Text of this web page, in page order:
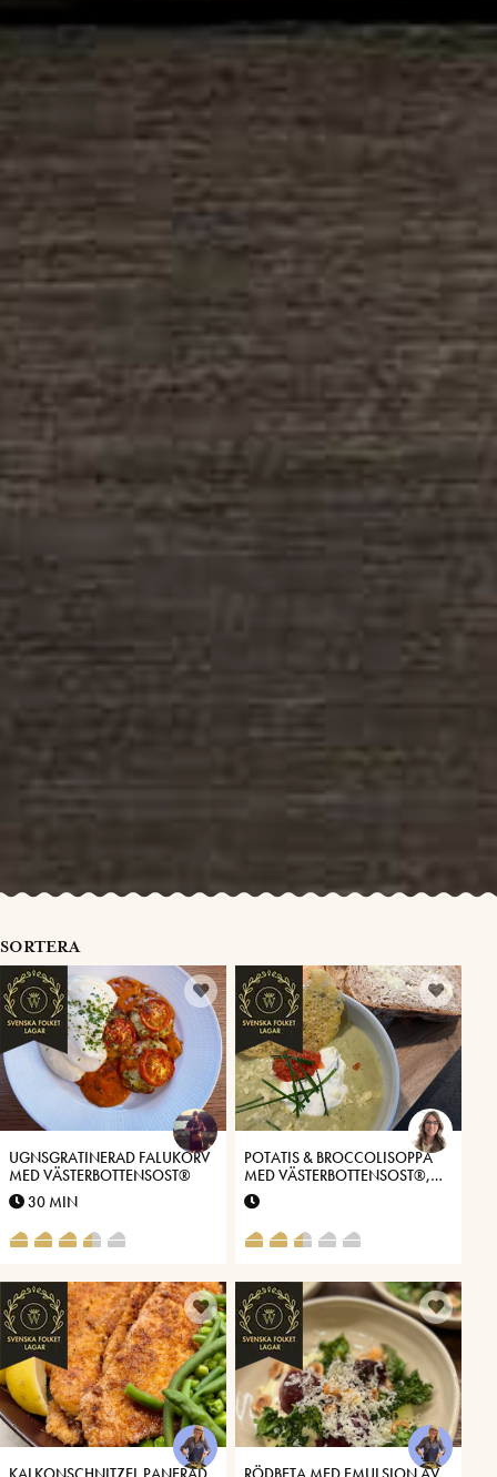
SORTERA
UGNSGRATINERAD FALUKORV
MED VÄSTERBOTTENSOST®
30 MIN
POTATIS & BROCCOLISOPPA
MED VÄSTERBOTTENSOST®,
TOPPAD MED EN OSTKRÄM &
CHIPS PÅ VÄSTERBOTTENSOST